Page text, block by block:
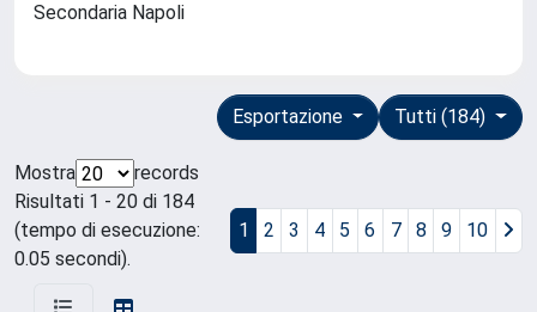
Secondaria Napoli
Tutti (184)
Esportazione
Mostra
records
Risultati 1 - 20 di 184
(tempo di esecuzione:
0.05 secondi).
1 2 3 4 5 6 7 8 9 10